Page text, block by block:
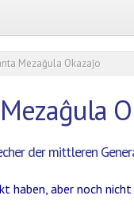
Mezaĝula Okazaĵo
der mittleren
haben, aber noch